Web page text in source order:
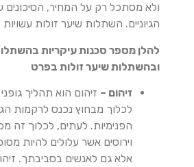
ולא מסתכל רק על המחיר,
הגיוניים. השתלות שיער זולות
להלן מספר סכנות עיקריות
ובהשתלות שיער זולות בפרט
זיהום – זיהום הוא תהליך
לכלוך מבחוץ נכנס לרקמות
הפנימיות. לעתים, לכלוך זה
וירוסים אשר עלולים להיות
אלא גם לאנשים בסביבתך.